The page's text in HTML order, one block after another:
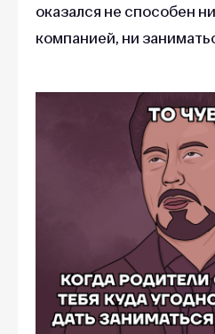
оказался не способен
компанией, ни